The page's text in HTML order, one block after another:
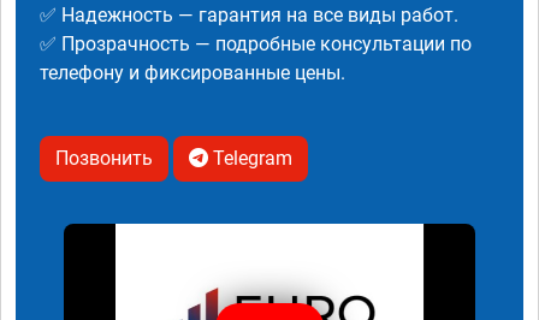
✅ Надежность — гарантия на все виды работ.
✅ Прозрачность — подробные консультации по
телефону и фиксированные цены.
Позвонить Telegram